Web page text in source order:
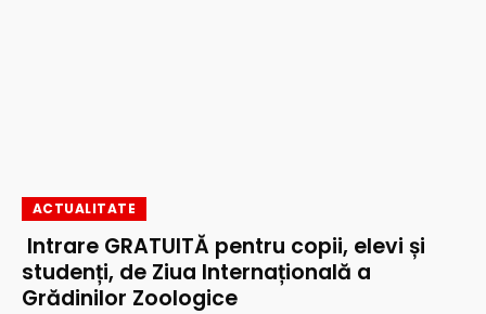
ACTUALITATE
Intrare GRATUITĂ pentru copii, elevi și
studenți, de Ziua Internațională a
Grădinilor Zoologice